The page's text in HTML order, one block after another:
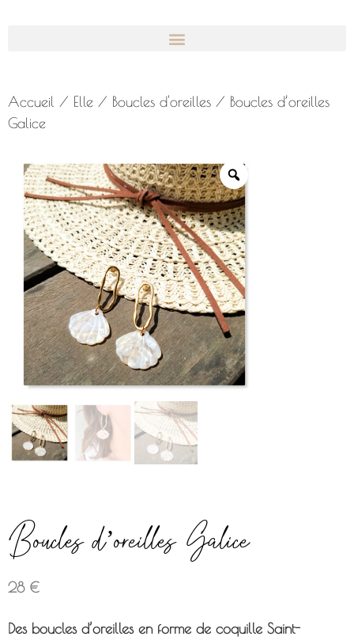
Accueil / Elle / Boucles d'oreilles / Boucles d’oreilles
Galice
Boucles d’oreilles Galice
28 €
Des boucles d’oreilles en forme de coquille Saint-